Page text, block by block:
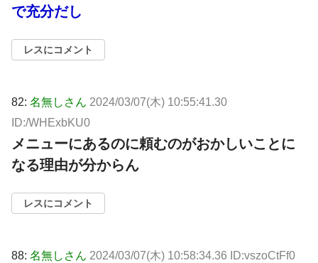
で充分だし
レスにコメント
82: 名無しさん 2024/03/07(木) 10:55:41.30
ID:/WHExbKU0
メニューにあるのに頼むのがおかしいことに
なる理由が分からん
レスにコメント
88: 名無しさん 2024/03/07(木) 10:58:34.36 ID:vszoCtFf0